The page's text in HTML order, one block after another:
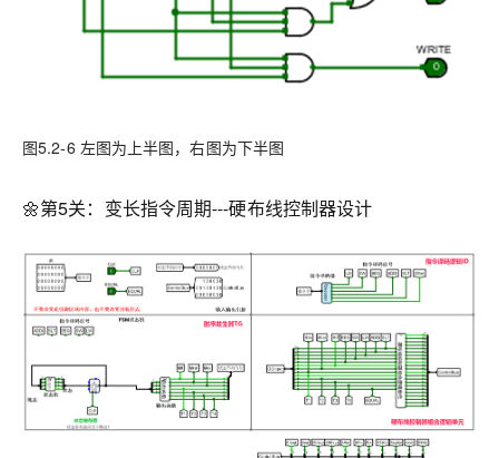
图5.2-6 左图为上半图，右图为下半图
🌼第5关：变长指令周期---硬布线控制器设计